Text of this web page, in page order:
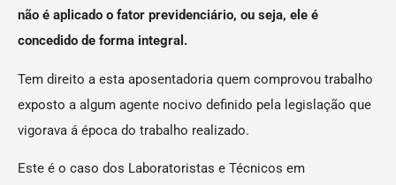
não é aplicado o fator previdenciário, ou seja, ele é
concedido de forma integral.
Tem direito a esta aposentadoria quem comprovou trabalho
exposto a algum agente nocivo definido pela legislação que
vigorava á época do trabalho realizado.
Este é o caso dos Laboratoristas e Técnicos em